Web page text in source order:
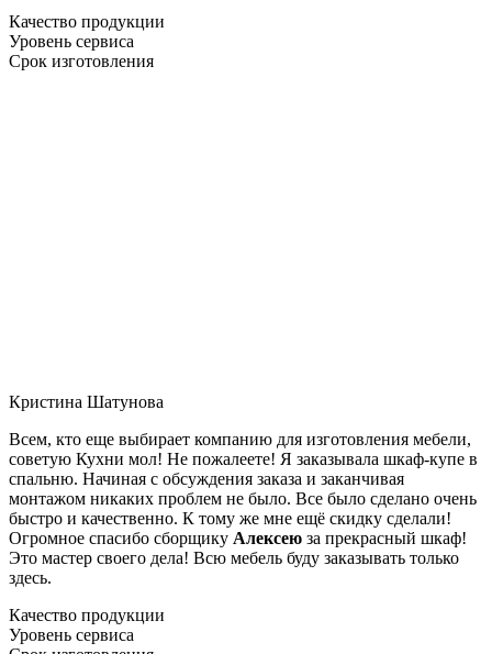
Качество продукции
Уровень сервиса
Срок изготовления
Кристина Шатунова
Всем, кто еще выбирает компанию для изготовления мебели,
советую Кухни мол! Не пожалеете! Я заказывала шкаф-купе в
спальню. Начиная с обсуждения заказа и заканчивая
монтажом никаких проблем не было. Все было сделано очень
быстро и качественно. К тому же мне ещё скидку сделали!
Огромное спасибо сборщику Алексею за прекрасный шкаф!
Это мастер своего дела! Всю мебель буду заказывать только
здесь.
Качество продукции
Уровень сервиса